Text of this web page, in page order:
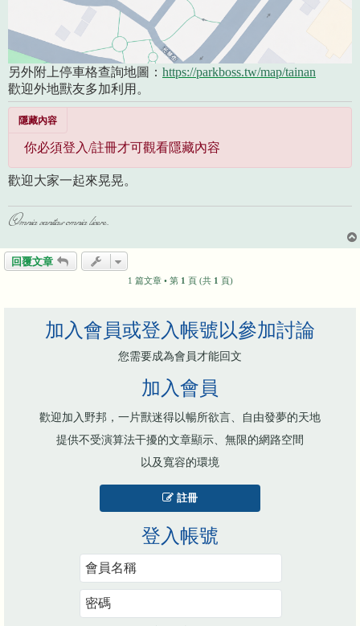
另外附上停車格查詢地圖： https://parkboss.tw/map/tainan
歡迎外地獸友多加利用。
隱藏內容
你必須登入/註冊才可觀看隱藏內容
歡迎大家一起來晃晃。
Omnia vanitas omnia licere.
回覆文章
1 篇文章 • 第 1 頁 (共 1 頁)
加入會員或登入帳號以參加討論
您需要成為會員才能回文
加入會員
歡迎加入野邦，一片獸迷得以暢所欲言、自由發夢的天地
提供不受演算法干擾的文章顯示、無限的網路空間
以及寬容的環境
註冊
登入帳號